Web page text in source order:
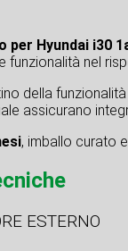
Hyundai i30
funzionalità nel
della
assicurano
, imballo curato
ESTERNO